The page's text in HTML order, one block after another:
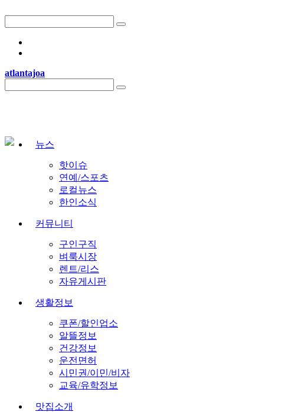
atlantajoa
자유게시판 > 자동차 보험 뭐 쓰세요?
자유게시판 > 에어컨 실외기 청소, 1년에 한 번은 해야 한다고 하던데 해보신 분 있으…
자유게시판 > 테슬라 보험 이용하고 계신 분들 있으신가요?
뉴스
핫이슈
연예/스포츠
로컬뉴스
한인소식
커뮤니티
구인구직
벼룩시장
렌트/리스
자유게시판
생활정보
쿠폰/할인업소
알뜰정보
건강정보
운전면허
시민권/이민/비자
교육/유학정보
맛집소개